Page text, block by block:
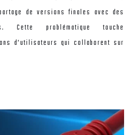
de versions finales avec des
Cette problématique touche
d’utilisateurs qui collaborent sur